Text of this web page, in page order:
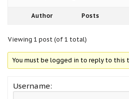
Author Posts
Viewing 1 post (of 1 total)
You must be logged in to reply to this
Username: